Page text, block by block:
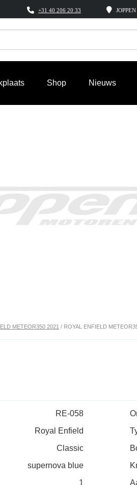
+31 40 206 20 33
Shop Nieuws
METEOR350 2021 / ROYAL ENFIELD
RE-058
Royal Enfield
Classic
supernova blue
1